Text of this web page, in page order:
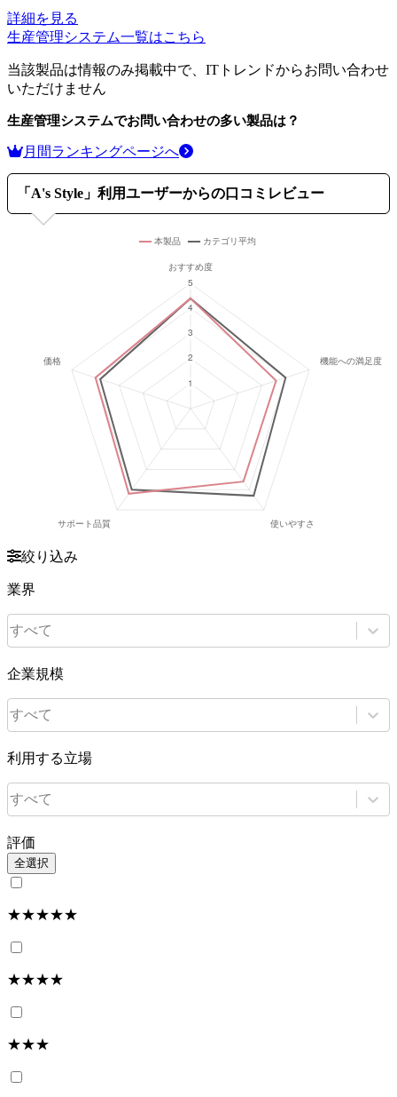
詳細を見る
生産管理システム一覧はこちら
当該製品は情報のみ掲載中で、ITトレンドからお問い合わせ
いただけません
生産管理システムでお問い合わせの多い製品は？
月間ランキングページへ
「 A's Style 」利用ユーザーからの口コミレビュー
絞り込み
業界
すべて
企業規模
すべて
利用する立場
すべて
評価
全選択
★★★★★
★★★★
★★★